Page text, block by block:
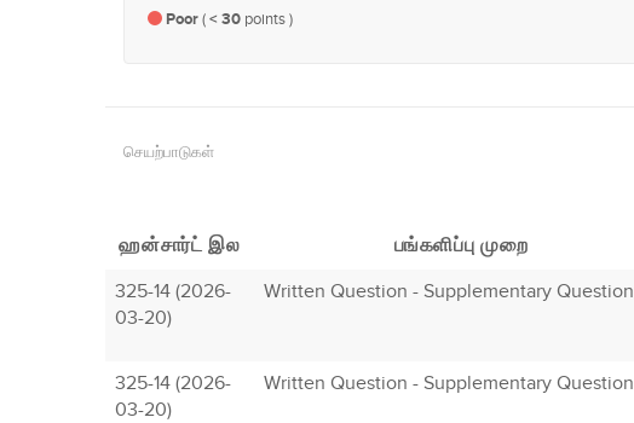
Poor(< 30 points )
செயற்பாடுகள்
ஹன்சார்ட் இல பங்களிப்பு முறை
325-14 (2026-
03-20)
Written Question - Supplementary Question
325-14 (2026-
03-20)
Written Question - Supplementary Question